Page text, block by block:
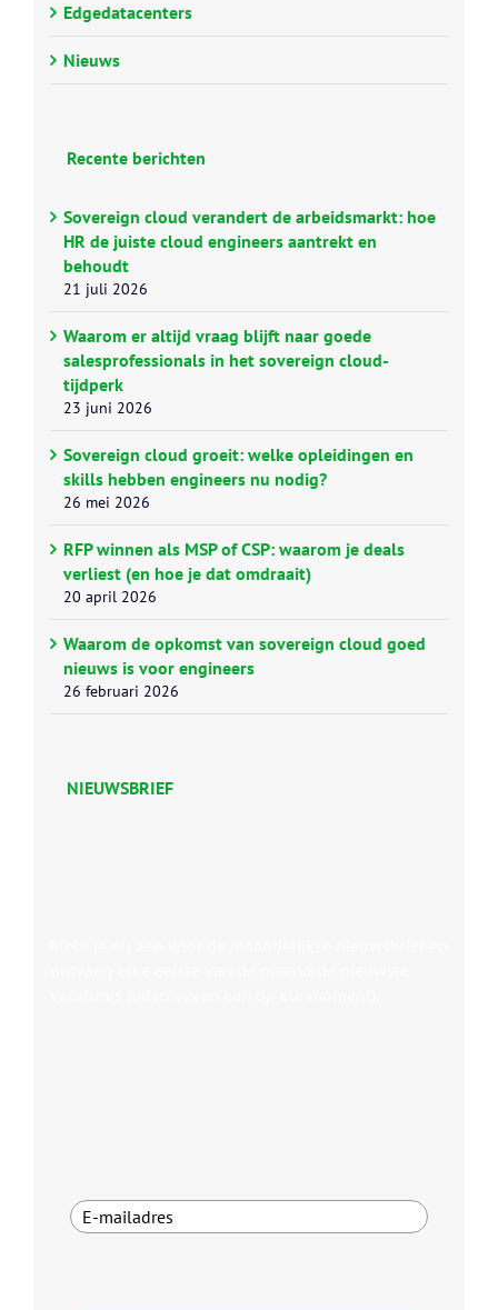
Edgedatacenters
Nieuws
Recente berichten
Sovereign cloud verandert de arbeidsmarkt: hoe
HR de juiste cloud engineers aantrekt en
behoudt
21 juli 2026
Waarom er altijd vraag blijft naar goede
salesprofessionals in het sovereign cloud-
tijdperk
23 juni 2026
Sovereign cloud groeit: welke opleidingen en
skills hebben engineers nu nodig?
26 mei 2026
RFP winnen als MSP of CSP: waarom je deals
verliest (en hoe je dat omdraait)
20 april 2026
Waarom de opkomst van sovereign cloud goed
nieuws is voor engineers
26 februari 2026
NIEUWSBRIEF